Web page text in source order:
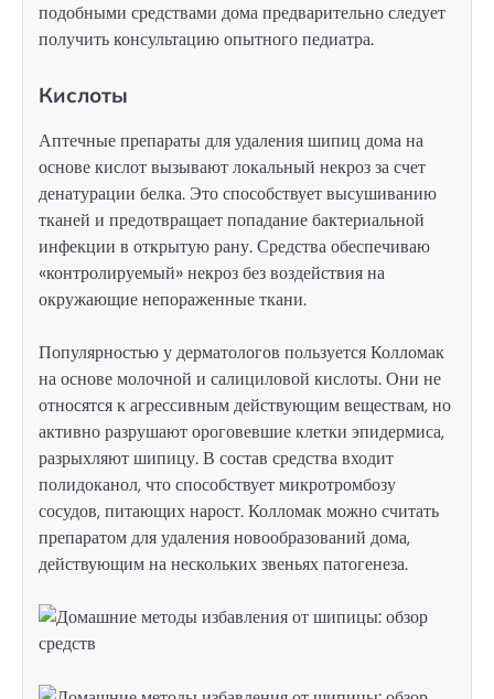
подобными средствами дома предварительно следует
получить консультацию опытного педиатра.
Кислоты
Аптечные препараты для удаления шипиц дома на
основе кислот вызывают локальный некроз за счет
денатурации белка. Это способствует высушиванию
тканей и предотвращает попадание бактериальной
инфекции в открытую рану. Средства обеспечиваю
«контролируемый» некроз без воздействия на
окружающие непораженные ткани.
Популярностью у дерматологов пользуется Колломак
на основе молочной и салициловой кислоты. Они не
относятся к агрессивным действующим веществам, но
активно разрушают ороговевшие клетки эпидермиса,
разрыхляют шипицу. В состав средства входит
полидоканол, что способствует микротромбозу
сосудов, питающих нарост. Колломак можно считать
препаратом для удаления новообразований дома,
действующим на нескольких звеньях патогенеза.